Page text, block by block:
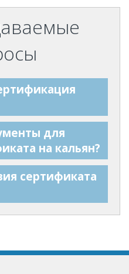
для
на кальян?
сертификата